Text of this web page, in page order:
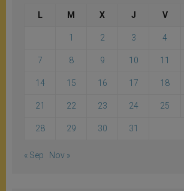
L M X J V
1 2 3 4
7 8 9 10 11
14 15 16 17 18
21 22 23 24 25
28 29 30 31
« Sep Nov »